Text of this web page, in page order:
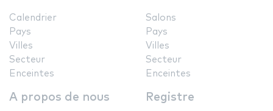
Calendrier
Pays
Villes
Secteur
Enceintes
Salons
Pays
Villes
Secteur
Enceintes
A propos de nous Registre